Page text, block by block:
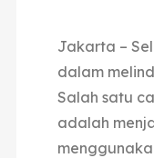
Jakarta –
dalam
Salah satu
adalah